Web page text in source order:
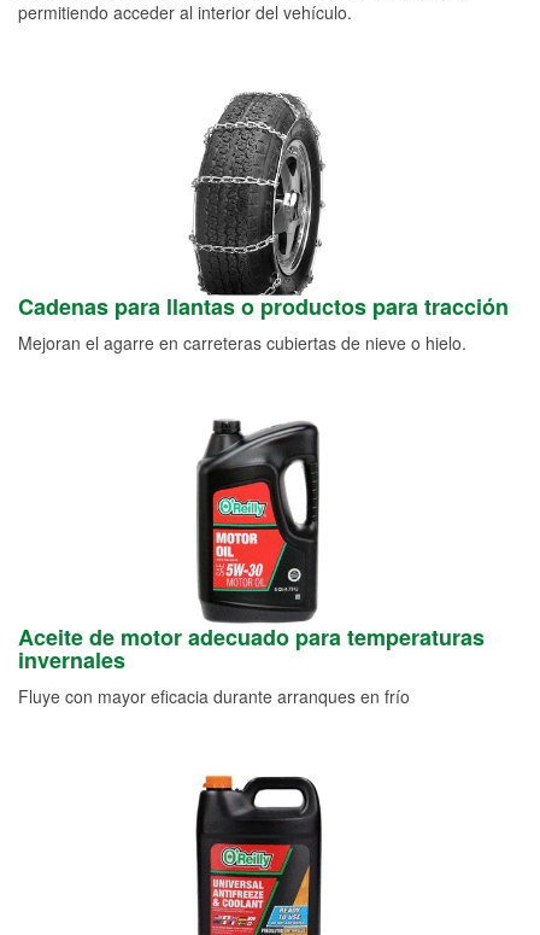
permitiendo acceder al interior del vehículo.
Cadenas para llantas o productos para tracción
Mejoran el agarre en carreteras cubiertas de nieve o hielo.
Aceite de motor adecuado para temperaturas
invernales
Fluye con mayor eficacia durante arranques en frío